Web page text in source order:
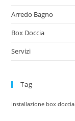
Arredo Bagno
Box Doccia
Servizi
Tag
Installazione box doccia